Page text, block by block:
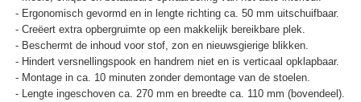
- Ergonomisch gevormd en in lengte richting ca. 50 mm uitschuifbaar.
- Creëert extra opbergruimte op een makkelijk bereikbare plek.
- Beschermt de inhoud voor stof, zon en nieuwsgierige blikken.
- Hindert versnellingspook en handrem niet en is verticaal opklapbaar.
- Montage in ca. 10 minuten zonder demontage van de stoelen.
- Lengte ingeschoven ca. 270 mm en breedte ca. 110 mm (bovendeel).